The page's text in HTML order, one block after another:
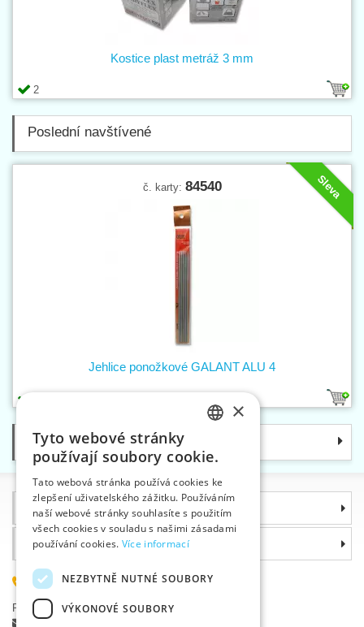
2
Kostice plast metráž 3 mm
Poslední navštívené
Sleva
č. karty: 84540
Jehlice ponožkové GALANT ALU 4
Kategorie
Informace
Proč si zvolit právě nás
585 051 217
Plzeňská 868, 783 91 Uničov, Česká republika
Položit dotaz
ENGLISH
GERMAN
×
Tyto webové stránky
používají soubory cookie.
Tato webová stránka používá cookies ke
zlepšení uživatelského zážitku. Používáním
naší webové stránky souhlasíte s použitím
všech cookies v souladu s našimi zásadami
používání cookies. Více informací
NEZBYTNĚ NUTNÉ SOUBORY
VÝKONOVÉ SOUBORY